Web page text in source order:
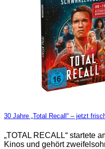
30 Jahre „Total Recall“ – jetzt
„TOTAL RECALL“ startete
Kinos und gehört